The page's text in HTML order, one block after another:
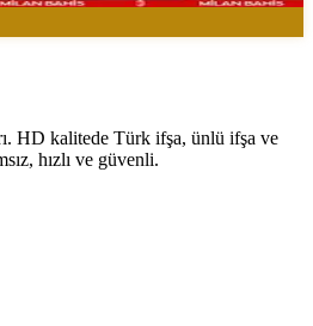
HD kalitede Türk ifşa, ünlü ifşa ve
hızlı ve güvenli.